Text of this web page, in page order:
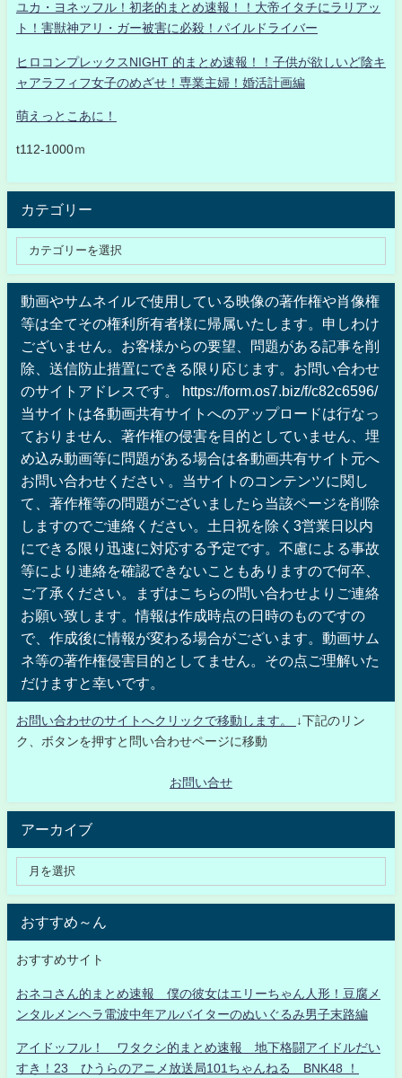
ユカ・ヨネッフル！初老的まとめ速報！！大帝イタチにラリアッ
ト！害獣神アリ・ガー被害に必殺！パイルドライバー
ヒロコンプレックスNIGHT 的まとめ速報！！子供が欲しいど陰キ
ャアラフィフ女子のめざせ！専業主婦！婚活計画編
萌えっとこあに！
t112-1000ｍ
カテゴリー
動画やサムネイルで使用している映像の著作権や肖像権
等は全てその権利所有者様に帰属いたします。申しわけ
ございません。お客様からの要望、問題がある記事を削
除、送信防止措置にできる限り応じます。お問い合わせ
のサイトアドレスです。 https://form.os7.biz/f/c82c6596/
当サイトは各動画共有サイトへのアップロードは行なっ
ておりません、著作権の侵害を目的としていません、埋
め込み動画等に問題がある場合は各動画共有サイト元へ
お問い合わせください 。当サイトのコンテンツに関し
て、著作権等の問題がございましたら当該ページを削除
しますのでご連絡ください。土日祝を除く3営業日以内
にできる限り迅速に対応する予定です。不慮による事故
等により連絡を確認できないこともありますので何卒、
ご了承ください。まずはこちらの問い合わせよりご連絡
お願い致します。情報は作成時点の日時のものですの
で、作成後に情報が変わる場合がございます。動画サム
ネ等の著作権侵害目的としてません。その点ご理解いた
だけますと幸いです。
お問い合わせのサイトへクリックで移動します。
↓下記のリン
ク、ボタンを押すと問い合わせページに移動
お問い合せ
アーカイブ
おすすめ～ん
おすすめサイト
おネコさん的まとめ速報 僕の彼女はエリーちゃん人形！豆腐メ
ンタルメンヘラ電波中年アルバイターのぬいぐるみ男子末路編
アイドッフル！ ワタクシ的まとめ速報 地下格闘アイドルだい
すき！23 ひうらのアニメ放送局101ちゃんねる BNK48 ！